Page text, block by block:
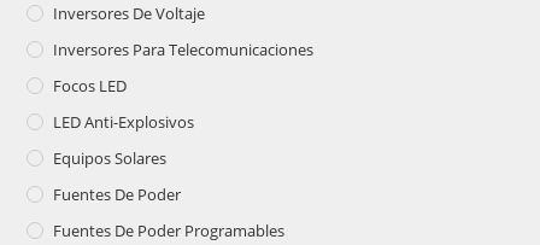
Inversores De Voltaje
Inversores Para Telecomunicaciones
Focos LED
LED Anti-Explosivos
Equipos Solares
Fuentes De Poder
Fuentes De Poder Programables